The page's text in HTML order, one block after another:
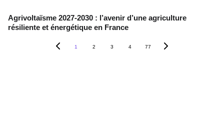
Agrivoltaïsme 2027-2030 : l’avenir d’une agriculture
résiliente et énergétique en France
1 2 3 4 77